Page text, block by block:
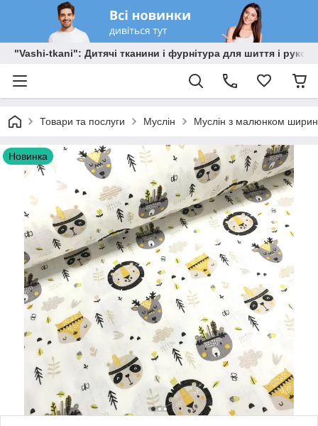
"Vashi-tkani": Дитячі тканини і фурнітура для шиття і
Товари та послуги Муслін Муслін з малюнком
Новинка